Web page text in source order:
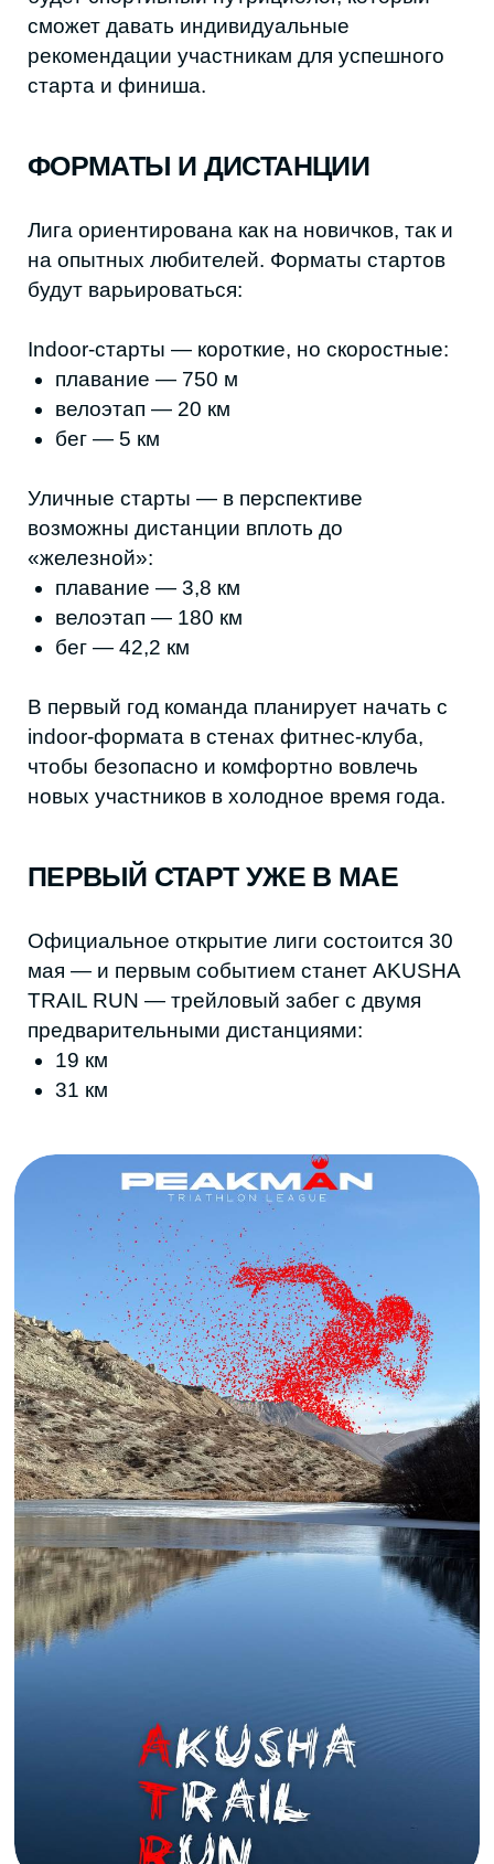
indoor-формата в стенах фитнес-клуба,
чтобы безопасно и комфортно вовлечь
новых участников в холодное время года.
Официальное открытие лиги состоится 30
TRAIL RUN — трейловый забег с двумя
предварительными дистанциями:
19 км
31 км
© Фото: PEAKMAN TRIATHLON LEAGUE
© Фото: PEAKMAN TRIATHLON LEAGUE
«Маршруты продумываются таким
образом, чтобы было разнообразие
Для безопасности мы будем
страховать участников во время
спортивных мероприятий», —
Абдурахман Исмаилов, создатель